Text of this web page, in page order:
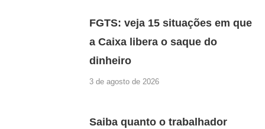
FGTS: veja 15 situações em que
a Caixa libera o saque do
dinheiro
3 de agosto de 2026
Saiba quanto o trabalhador